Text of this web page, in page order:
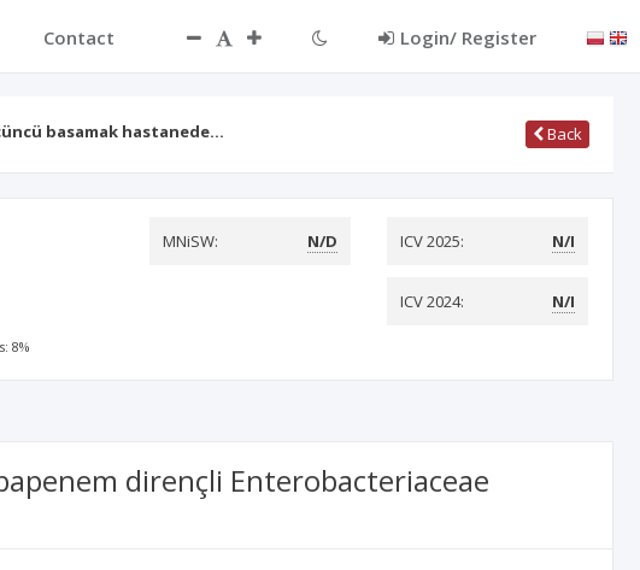
Contact Login/ Register
basamak hastanede… Back
MNiSW: N/D ICV 2025: N/I
ICV 2024: N/I
8%
dirençli Enterobacteriaceae